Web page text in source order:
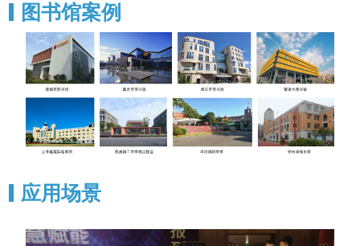
图书馆案例
应用场景